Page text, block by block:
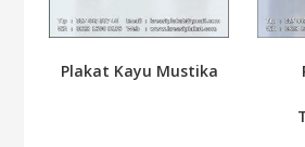
Plakat Kayu Mustika